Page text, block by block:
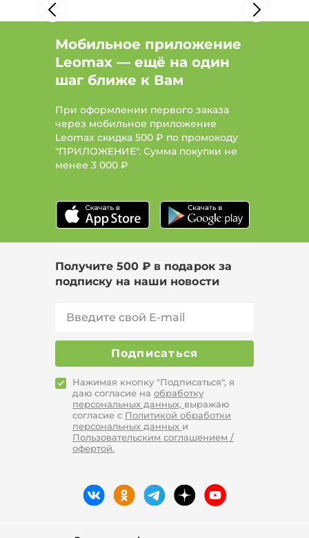
Мобильное приложение
Leomax — ещё на один
шаг ближе к Вам
При оформлении первого заказа
через мобильное приложение
Leomax скидка 500 ₽ по промокоду
"ПРИЛОЖЕНИЕ". Сумма покупки не
менее 3 000 ₽
Получите 500 ₽ в подарок за
подписку на наши новости
Подписаться
Нажимая кнопку "Подписаться", я
даю согласие на обработку
персональных данных, выражаю
согласие с Политикой обработки
персональных данных и
Пользовательским соглашением /
офертой.